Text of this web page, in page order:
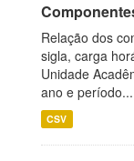
Relação dos
sigla, carga
Unidade
ano e período...
CSV